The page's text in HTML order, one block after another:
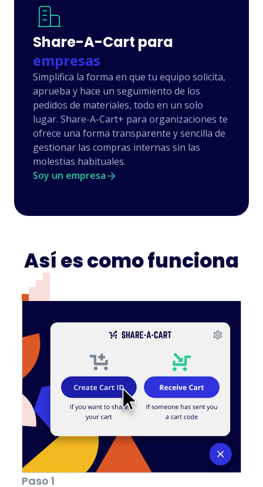
Share-A-Cart para
empresas
Simplifica la forma en que tu equipo solicita,
aprueba y hace un seguimiento de los
pedidos de materiales, todo en un solo
lugar. Share-A-Cart+ para organizaciones te
ofrece una forma transparente y sencilla de
gestionar las compras internas sin las
molestias habituales.
Soy un empresa
Así es como funciona
Paso 1
The Children's
Place
Lowe's
Abercrombie
& Fitch
School Nurse
Supply